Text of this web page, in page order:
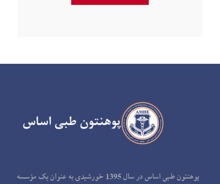
پوهنتون طبی اساس در سال 1395 خورشیدی به عنوان یک مؤسسه